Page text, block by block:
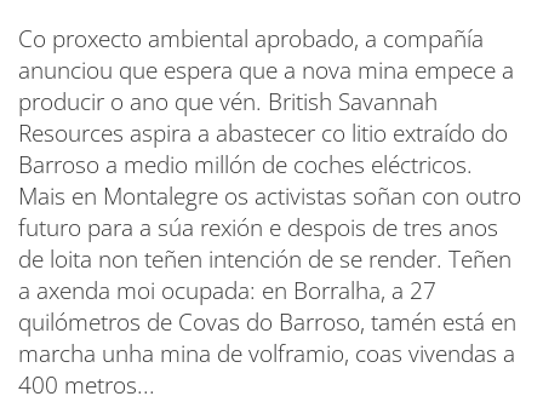
Co proxecto ambiental aprobado, a compañía
anunciou que espera que a nova mina empece a
producir o ano que vén. British Savannah
Resources aspira a abastecer co litio extraído do
Barroso a medio millón de coches eléctricos.
Mais en Montalegre os activistas soñan con outro
futuro para a súa rexión e despois de tres anos
de loita non teñen intención de se render. Teñen
a axenda moi ocupada: en Borralha, a 27
quilómetros de Covas do Barroso, tamén está en
marcha unha mina de volframio, coas vivendas a
400 metros...